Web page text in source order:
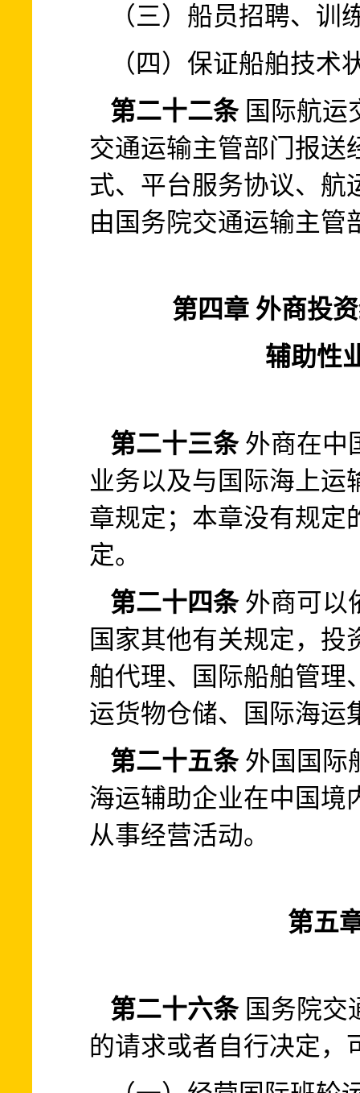
（三）船员招聘、训
（四）保证船舶技术
第二十二条 国际航运
交通运输主管部门报送
式、平台服务协议、航
由国务院交通运输主管
第四章 外商投
辅助性
第二十三条 外商在中
业务以及与国际海上运
章规定；本章没有规定
定。
第二十四条 外商可以
国家其他有关规定，投
舶代理、国际船舶管理
运货物仓储、国际海运
第二十五条 外国国际
海运辅助企业在中国境
从事经营活动。
第五
第二十六条 国务院交
的请求或者自行决定，